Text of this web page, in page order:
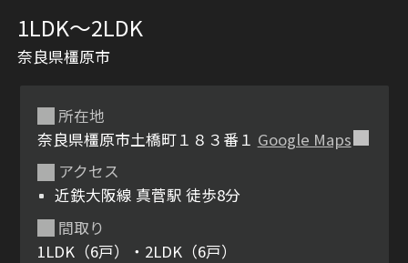
シャーメゾンとは
シャーメゾンセレクショ
1LDK〜2LDK
奈良県橿原市
所在地
奈良県橿原市土橋町１８３番１ Google Maps
アクセス
近鉄大阪線 真菅駅 徒歩8分
間取り
1LDK（6戸）・2LDK（6戸）